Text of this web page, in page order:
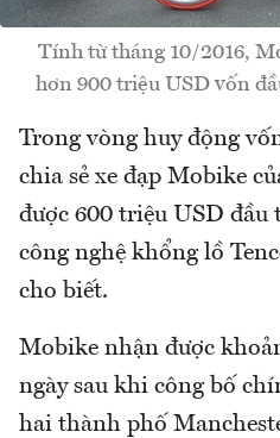
Tính từ tháng 10/2016,
hơn 900 triệu USD vốn
Trong vòng huy động
chia sẻ xe đạp Mobike
được 600 triệu USD đầu
công nghệ khổng lồ
cho biết.
Mobike nhận được
ngày sau khi công bố
hai thành phố